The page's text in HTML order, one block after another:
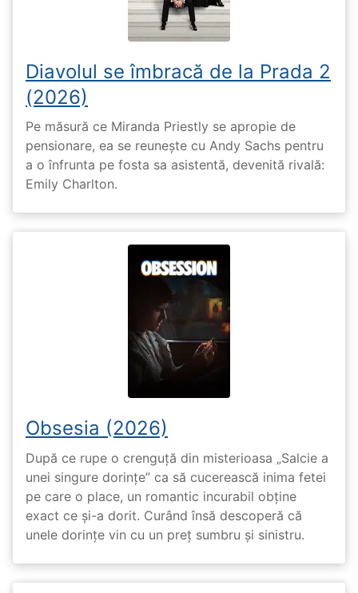
Diavolul se îmbracă de la Prada 2
(2026)
Pe măsură ce Miranda Priestly se apropie de
pensionare, ea se reunește cu Andy Sachs pentru
a o înfrunta pe fosta sa asistentă, devenită rivală:
Emily Charlton.
Obsesia (2026)
După ce rupe o crenguță din misterioasa „Salcie a
unei singure dorințe” ca să cucerească inima fetei
pe care o place, un romantic incurabil obține
exact ce și-a dorit. Curând însă descoperă că
unele dorințe vin cu un preț sumbru și sinistru.